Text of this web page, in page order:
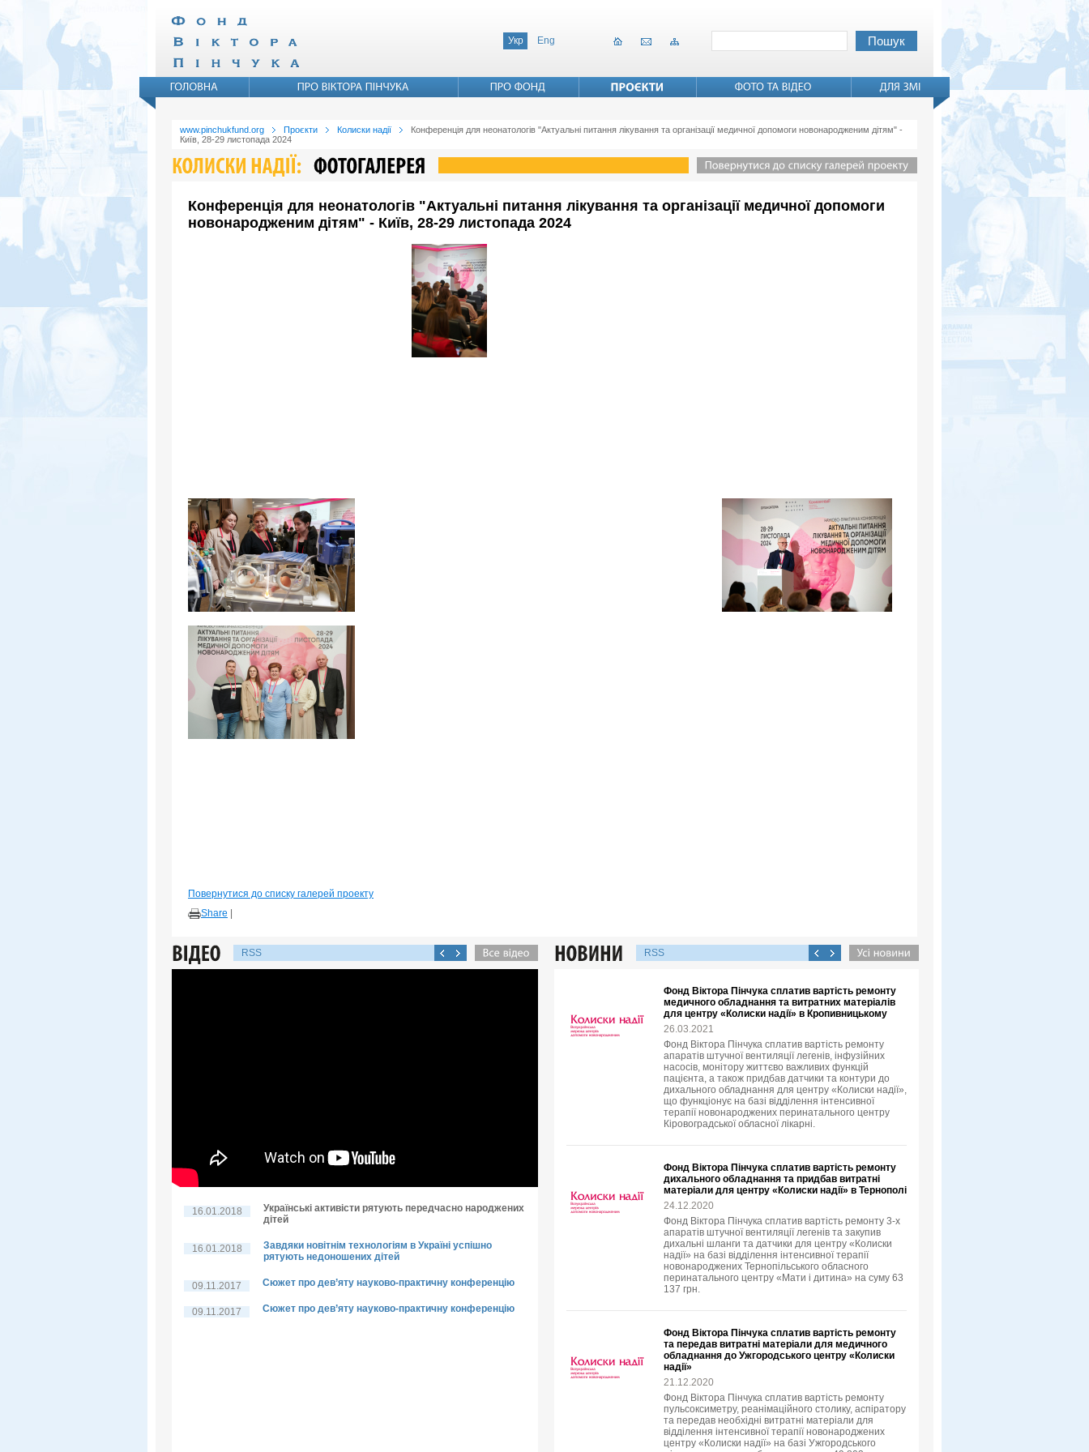
Укр Eng
www.pinchukfund.org Проєкти Колиски надії
Конференція для неонатологів "Актуальні питання лікування та організації медичної допомоги новонародженим дітям" -
Київ, 28-29 листопада 2024
Конференція для неонатологів "Актуальні питання лікування та організації медичної допомоги
новонародженим дітям" - Київ, 28-29 листопада 2024
Повернутися до списку галерей проекту
Share
RSS
16.01.2018
Українські активісти рятують передчасно народжених
дітей
16.01.2018
Завдяки новітнім технологіям в Україні успішно
рятують недоношених дітей
09.11.2017 Сюжет про дев’яту науково-практичну конференцію
09.11.2017 Сюжет про дев’яту науково-практичну конференцію
RSS
Фонд Віктора Пінчука сплатив вартість ремонту
медичного обладнання та витратних матеріалів
для центру «Колиски надії» в Кропивницькому
26.03.2021
Фонд Віктора Пінчука сплатив вартість ремонту
апаратів штучної вентиляції легенів, інфузійних
насосів, монітору життєво важливих функцій
пацієнта, а також придбав датчики та контури до
дихального обладнання для центру «Колиски надії»,
що функціонує на базі відділення інтенсивної
терапії новонароджених перинатального центру
Кіровоградської обласної лікарні.
Фонд Віктора Пінчука сплатив вартість ремонту
дихального обладнання та придбав витратні
матеріали для центру «Колиски надії» в Тернополі
24.12.2020
Фонд Віктора Пінчука сплатив вартість ремонту 3-х
апаратів штучної вентиляції легенів та закупив
дихальні шланги та датчики для центру «Колиски
надії» на базі відділення інтенсивної терапії
новонароджених Тернопільського обласного
перинатального центру «Мати і дитина» на суму 63
137 грн.
Фонд Віктора Пінчука сплатив вартість ремонту
та передав витратні матеріали для медичного
обладнання до Ужгородського центру «Колиски
надії»
21.12.2020
Фонд Віктора Пінчука сплатив вартість ремонту
пульсоксиметру, реанімаційного столику, аспіратору
та передав необхідні витратні матеріали для
відділення інтенсивної терапії новонароджених
центру «Колиски надії» на базі Ужгородського